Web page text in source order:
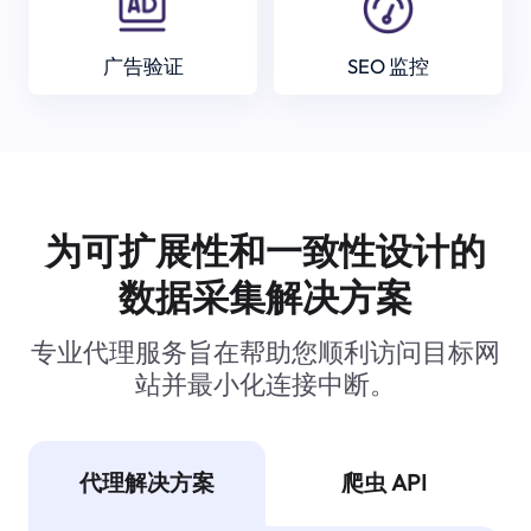
广告验证 SEO 监控
为可扩展性和一致性设计的
数据采集解决方案
专业代理服务旨在帮助您顺利访问目标网
站并最小化连接中断。
代理解决方案 爬虫 API